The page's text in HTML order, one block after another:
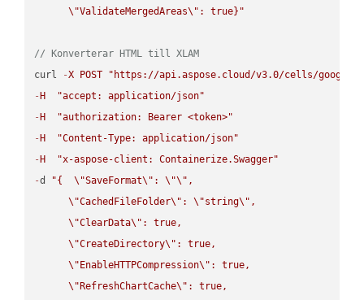
\"ValidateMergedAreas\" : true}"
// Konverterar HTML till XLAM
curl
-X POST
"https://api.aspose.cloud/v3.0/cells/
- H
"accept: application/json"
- H
"authorization: Bearer <token>"
- H
"Content-Type: application/json"
- H
"x-aspose-client: Containerize.Swagger"
-d "{ \"SaveFormat\" : \"\" ,
\"CachedFileFolder\" : \"string\" ,
\"ClearData\" : true,
\"CreateDirectory\" : true,
\" EnableHTTPCompression\" : true,
\" RefreshChartCache\" : true,